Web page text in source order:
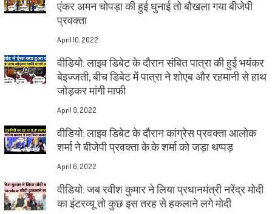
एंकर अमन चोपड़ा की हुई धुनाई तो बौखला गया बीजेपी
प्रवक्ता
April 10, 2022
वीडियो: लाइव डिबेट के दौरान संबित पात्रा की हुई भयंकर
बेइज्जती, बीच डिबेट में पात्रा ने शोएब और रहमानी से हाथ
जोड़कर मांगी माफी
April 9, 2022
वीडियो: लाइव डिबेट के दौरान कांग्रेस प्रवक्ता आलोक
शर्मा ने बीजेपी प्रवक्ता के.के शर्मा को जड़ा थप्पड़
April 6, 2022
वीडियो: जब रवीश कुमार ने लिया प्रधानमंत्री नरेंद्र मोदी
का इंटरव्यू तो कुछ इस तरह से हकलाने लगे मोदी